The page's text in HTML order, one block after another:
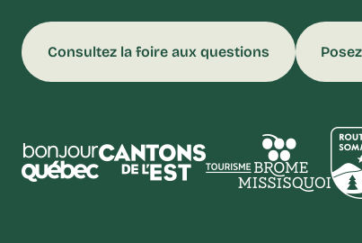
Consultez la foire aux questions